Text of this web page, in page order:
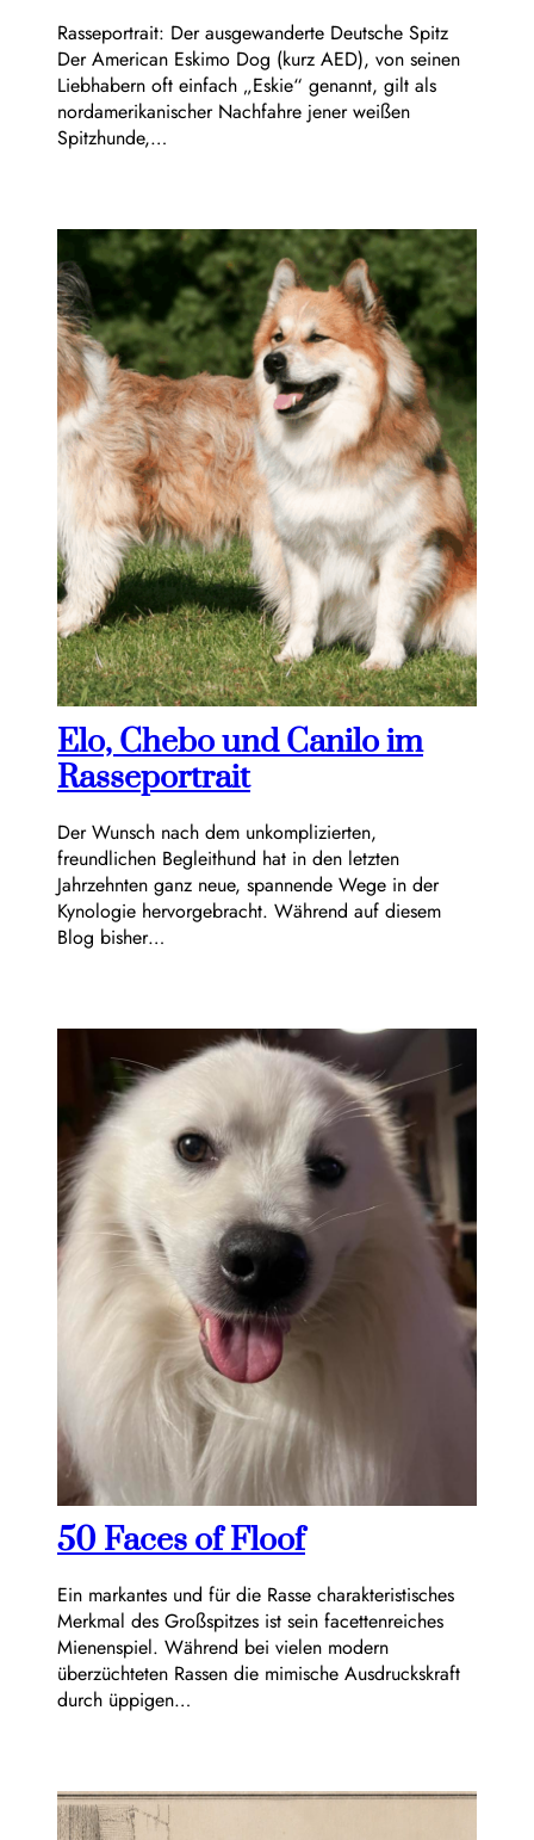
Rasseportrait: Der ausgewanderte Deutsche Spitz
Der American Eskimo Dog (kurz AED), von seinen
Liebhabern oft einfach „Eskie“ genannt, gilt als
nordamerikanischer Nachfahre jener weißen
Spitzhunde,…
Elo, Chebo und Canilo im
Rasseportrait
Der Wunsch nach dem unkomplizierten,
freundlichen Begleithund hat in den letzten
Jahrzehnten ganz neue, spannende Wege in der
Kynologie hervorgebracht. Während auf diesem
Blog bisher…
50 Faces of Floof
Ein markantes und für die Rasse charakteristisches
Merkmal des Großspitzes ist sein facettenreiches
Mienenspiel. Während bei vielen modern
überzüchteten Rassen die mimische Ausdruckskraft
durch üppigen…